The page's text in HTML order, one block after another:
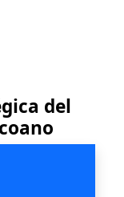
del